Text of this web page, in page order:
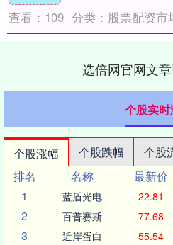
查看： 109 分类： 股票配资市
选倍网官网文
个股实
个股涨幅 个股跌幅 个股
排名
名称 最新价
1
蓝盾光电 22.81
2 百普赛斯 77.68
3 近岸蛋白 55.54